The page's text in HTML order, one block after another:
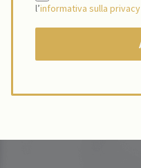
l’informativa sulla privacy